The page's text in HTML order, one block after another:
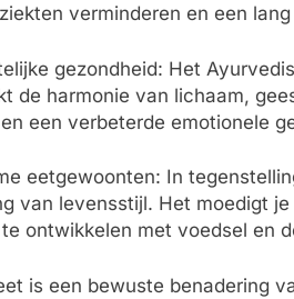
verminderen en een
gezondheid: Het
de harmonie van lichaam,
een verbeterde emotionele
eetgewoonten: In
van levensstijl. Het moedigt
ontwikkelen met voedsel en
is een bewuste benadering